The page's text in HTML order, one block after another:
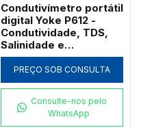
Condutivímetro portátil
digital Yoke P612 -
Condutividade, TDS,
Salinidade e
Resistividade
PREÇO SOB CONSULTA
Consulte-nos pelo
WhatsApp